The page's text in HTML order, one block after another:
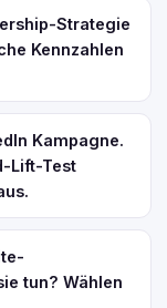
Strategie
Kennzahlen
Kampagne.
Lift-Test
tun? Wählen